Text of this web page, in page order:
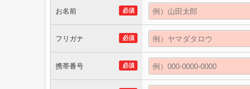
必須
お名前
必須
フリガナ
必須
携帯番号